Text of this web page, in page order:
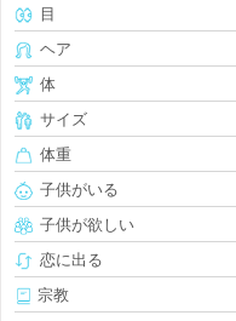
目
ヘア
体
サイズ
体重
子供がいる
子供が欲しい
恋に出る
宗教